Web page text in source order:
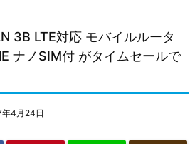
3B LTE対応 モバイルルータ
ナノSIM付 がタイムセールで
年4月24日